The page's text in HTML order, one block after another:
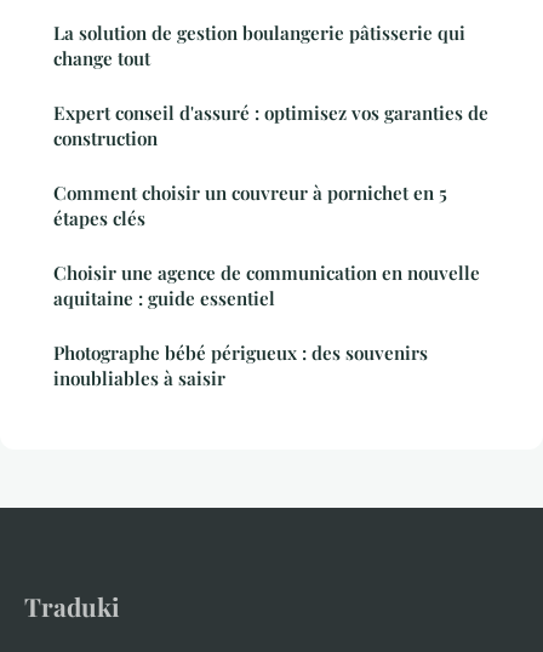
La solution de gestion boulangerie pâtisserie qui
change tout
Expert conseil d'assuré : optimisez vos garanties de
construction
Comment choisir un couvreur à pornichet en 5
étapes clés
Choisir une agence de communication en nouvelle
aquitaine : guide essentiel
Photographe bébé périgueux : des souvenirs
inoubliables à saisir
Traduki